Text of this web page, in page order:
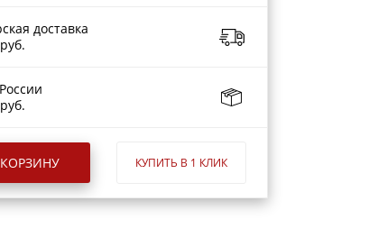
доставка
КУПИТЬ В 1 КЛИК